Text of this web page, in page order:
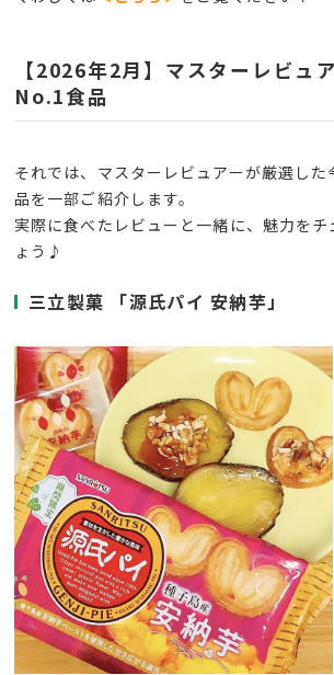
【2026年2月】マスターレビュ
No.1食品
それでは、マスターレビュアーが厳選した
品を一部ご紹介します。
実際に食べたレビューと一緒に、魅力をチ
ょう♪
三立製菓 「源氏パイ 安納芋」